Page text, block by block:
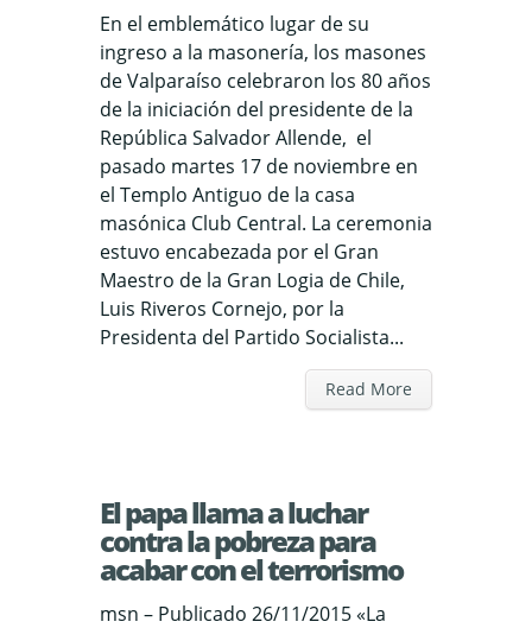
En el emblemático lugar de su
ingreso a la masonería, los masones
de Valparaíso celebraron los 80 años
de la iniciación del presidente de la
República Salvador Allende, el
pasado martes 17 de noviembre en
el Templo Antiguo de la casa
masónica Club Central. La ceremonia
estuvo encabezada por el Gran
Maestro de la Gran Logia de Chile,
Luis Riveros Cornejo, por la
Presidenta del Partido Socialista...
Read More
El papa llama a luchar
contra la pobreza para
acabar con el terrorismo
msn – Publicado 26/11/2015 «La